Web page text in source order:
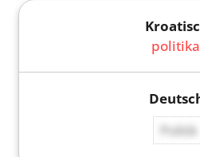
politika
Politik